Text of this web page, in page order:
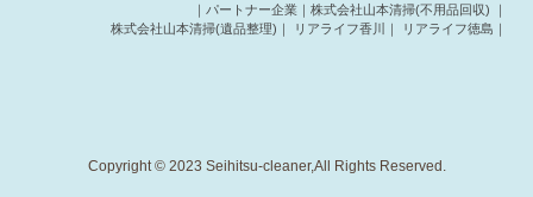
｜パートナー企業｜ 株式会社山本清掃(不用品回収) ｜
株式会社山本清掃(遺品整理) ｜ リアライフ香川 ｜ リアライフ徳島 ｜
Copyright © 2023 Seihitsu-cleaner,All Rights Reserved.